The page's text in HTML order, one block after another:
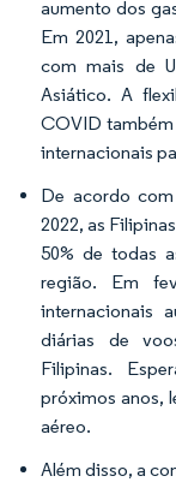
aumento dos
Em 2021,
com mais de
Asiático. A
COVID também
internacionais
De acordo
2022, as
50% de todas
região. Em
internacionais
diárias de
Filipinas.
próximos anos,
aéreo.
Além disso, a